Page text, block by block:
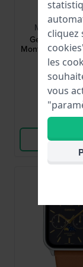
Casio
MTP-1302PD-
Gents Analog
Montre
avec
● En
Voir les
cliquez
les
vous